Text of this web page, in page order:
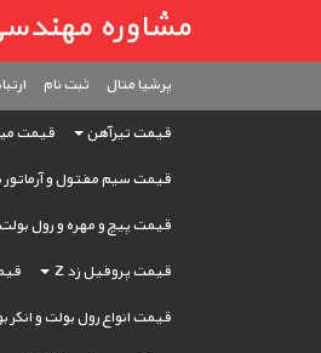
مشاوره مهندسی
پرشیا متال ثبت ‌نام
قیمت تیرآهن قیمت
قیمت سیم مفتول و آرماتور
قیمت پیچ و مهره و رول بولت
قیمت پروفیل زد Z
قیمت انواع رول بولت و انکر